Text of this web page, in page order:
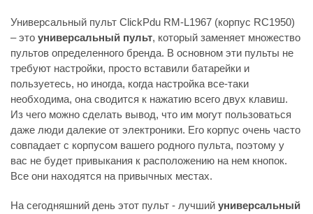
Универсальный пульт ClickPdu RM-L1967 (корпус RC1950)
– это универсальный пульт, который заменяет множество
пультов определенного бренда. В основном эти пульты не
требуют настройки, просто вставили батарейки и
пользуетесь, но иногда, когда настройка все-таки
необходима, она сводится к нажатию всего двух клавиш.
Из чего можно сделать вывод, что им могут пользоваться
даже люди далекие от электроники. Его корпус очень часто
совпадает с корпусом вашего родного пульта, поэтому у
вас не будет привыкания к расположению на нем кнопок.
Все они находятся на привычных местах.
На сегодняшний день этот пульт - лучший универсальный